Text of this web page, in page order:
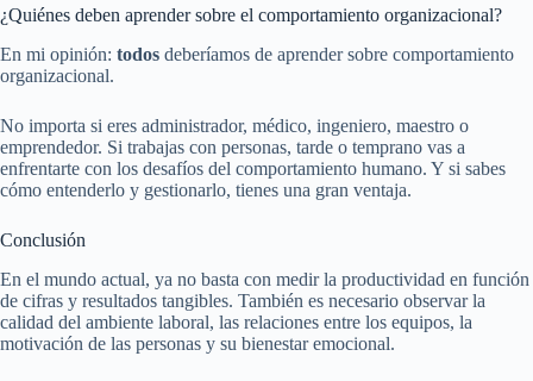
¿Quiénes deben aprender sobre el comportamiento organizacional?
En mi opinión: todos deberíamos de aprender sobre comportamiento
organizacional.
No importa si eres administrador, médico, ingeniero, maestro o
emprendedor. Si trabajas con personas, tarde o temprano vas a
enfrentarte con los desafíos del comportamiento humano. Y si sabes
cómo entenderlo y gestionarlo, tienes una gran ventaja.
Conclusión
En el mundo actual, ya no basta con medir la productividad en función
de cifras y resultados tangibles. También es necesario observar la
calidad del ambiente laboral, las relaciones entre los equipos, la
motivación de las personas y su bienestar emocional.